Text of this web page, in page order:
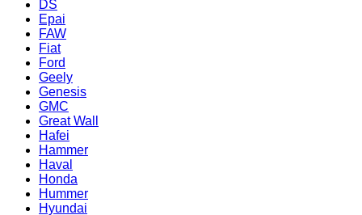
DS
Epai
FAW
Fiat
Ford
Geely
Genesis
GMC
Great Wall
Hafei
Hammer
Haval
Honda
Hummer
Hyundai